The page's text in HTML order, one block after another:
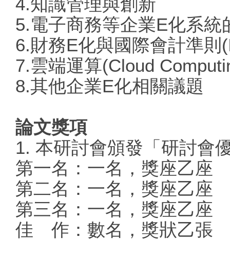
5.電子商務等企業E化系統
6.財務E化與國際會計準則
7.雲端運算(Cloud
8.其他企業E化相關議題
論文獎項
1. 本研討會頒發「研討會
第一名：一名，獎座乙座
第二名：一名，獎座乙座
第三名：一名，獎座乙座
佳 作：數名，獎狀乙張